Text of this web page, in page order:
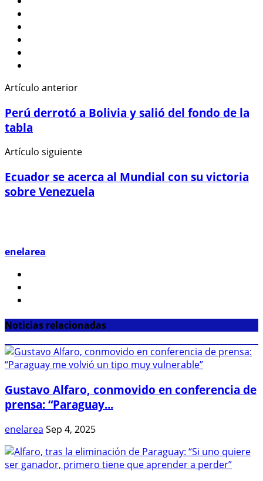
Artículo anterior
Perú derrotó a Bolivia y salió del fondo de la
tabla
Artículo siguiente
Ecuador se acerca al Mundial con su victoria
sobre Venezuela
enelarea
Noticias relacionadas
Gustavo Alfaro, conmovido en conferencia de
prensa: “Paraguay...
enelarea Sep 4, 2025